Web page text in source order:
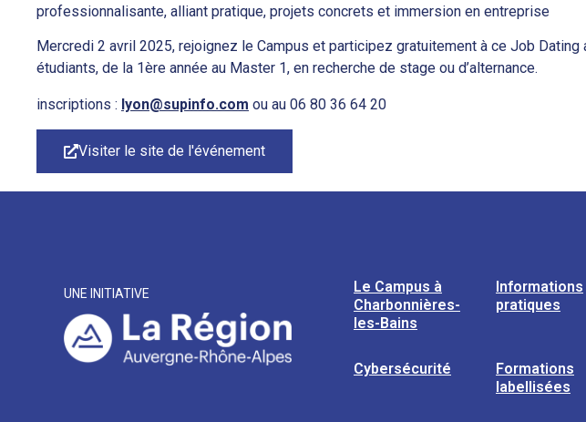
professionnalisante, alliant pratique, projets concrets et immersion en entreprise
Mercredi 2 avril 2025, rejoignez le Campus et participez gratuitement à ce Job Dating
étudiants, de la 1ère année au Master 1, en recherche de stage ou d’alternance.
inscriptions : lyon@supinfo.com ou au 06 80 36 64 20
Visiter le site de l'événement
UNE INITIATIVE
Le Campus à
Charbonnières-
les-Bains
Informations
pratiques
Cybersécurité
Formations
labellisées